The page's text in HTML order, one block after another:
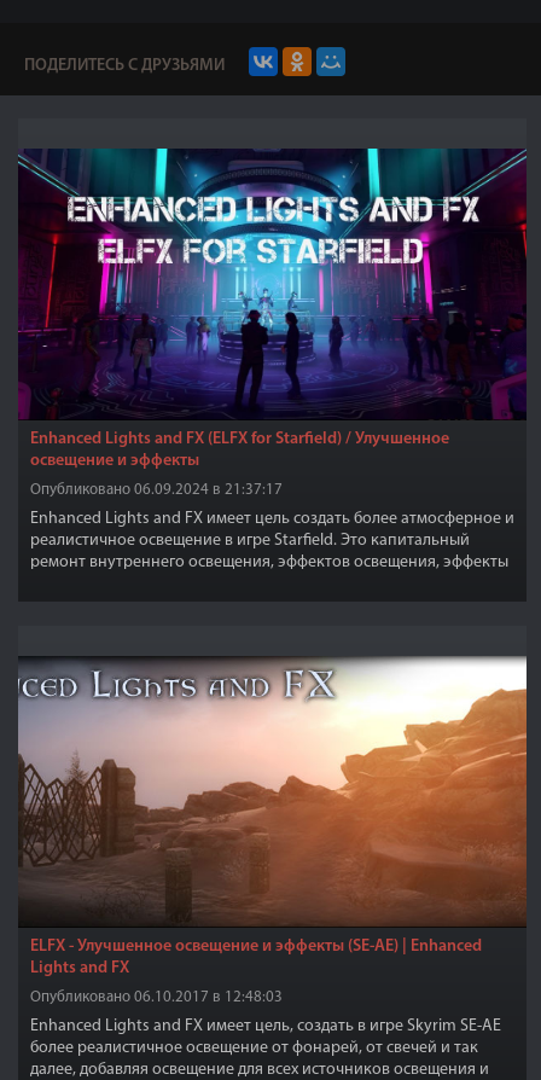
ПОДЕЛИТЕСЬ С ДРУЗЬЯМИ
Enhanced Lights and FX (ELFX for Starfield) / Улучшенное
освещение и эффекты
Опубликовано 06.09.2024 в 21:37:17
Enhanced Lights and FX имеет цель создать более атмосферное и
реалистичное освещение в игре Starfield. Это капитальный
ремонт внутреннего освещения, эффектов освещения, эффекты
изменений.
ELFX - Улучшенное освещение и эффекты (SE-AE) | Enhanced
Lights and FX
Опубликовано 06.10.2017 в 12:48:03
Enhanced Lights and FX имеет цель, создать в игре Skyrim SE-AE
более реалистичное освещение от фонарей, от свечей и так
далее, добавляя освещение для всех источников освещения и